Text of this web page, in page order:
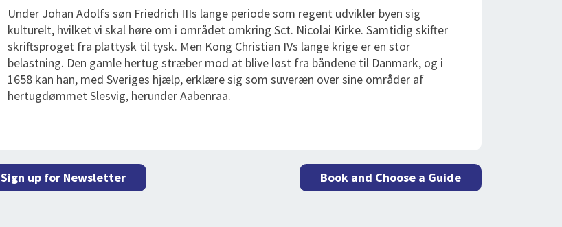
Under Johan Adolfs søn Friedrich IIIs lange periode som regent udvikler byen sig
kulturelt, hvilket vi skal høre om i området omkring Sct. Nicolai Kirke. Samtidig skifter
skriftsproget fra plattysk til tysk. Men Kong Christian IVs lange krige er en stor
belastning. Den gamle hertug stræber mod at blive løst fra båndene til Danmark, og i
1658 kan han, med Sveriges hjælp, erklære sig som suveræn over sine områder af
hertugdømmet Slesvig, herunder Aabenraa.
Sign up for Newsletter Book and Choose a Guide